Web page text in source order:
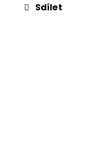
Sdílet